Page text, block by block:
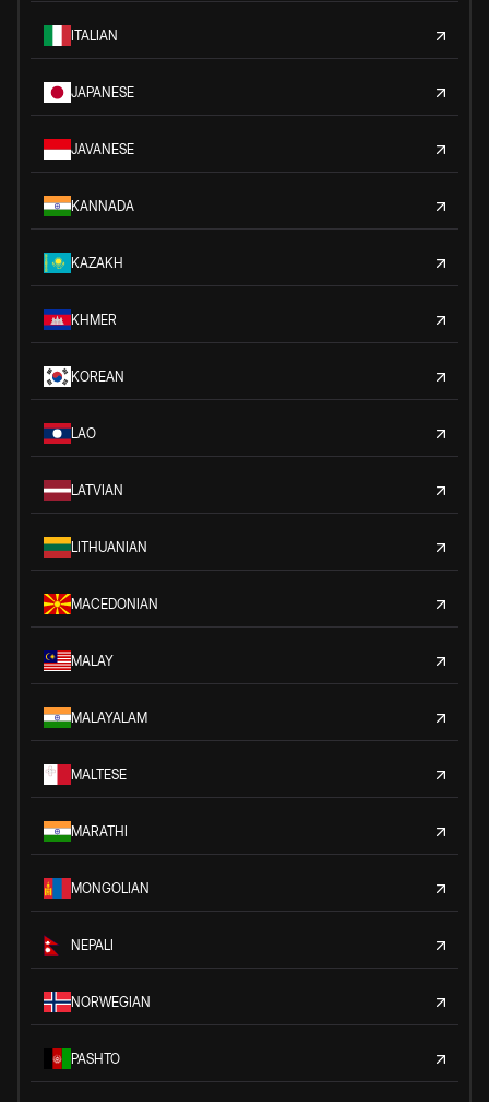
ITALIAN
JAPANESE
JAVANESE
KANNADA
KAZAKH
KHMER
KOREAN
LAO
LATVIAN
LITHUANIAN
MACEDONIAN
MALAY
MALAYALAM
MALTESE
MARATHI
MONGOLIAN
NEPALI
NORWEGIAN
PASHTO